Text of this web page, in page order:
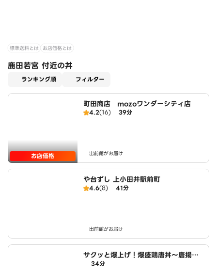
標準送料とは お店価格とは
鹿田若宮 付近の丼
ランキング順 フィルター
お店価格
町田商店 mozoワンダーシティ店
4.2(16) 39分
出前館がお届け
や台ずし 上小田井駅前町
4.6(8) 41分
出前館がお届け
サクッと爆上げ！爆盛鶏唐丼～唐揚げ
商店鳥一ミート 小木西店
34分